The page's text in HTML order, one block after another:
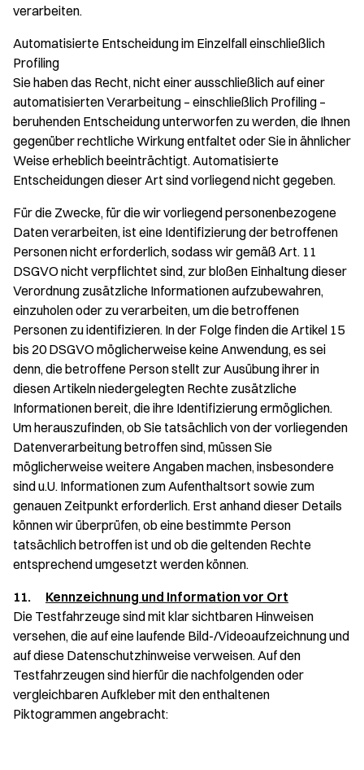
verarbeiten.
Automatisierte Entscheidung im Einzelfall einschließlich
Profiling
Sie haben das Recht, nicht einer ausschließlich auf einer
automatisierten Verarbeitung – einschließlich Profiling –
beruhenden Entscheidung unterworfen zu werden, die Ihnen
gegenüber rechtliche Wirkung entfaltet oder Sie in ähnlicher
Weise erheblich beeinträchtigt. Automatisierte
Entscheidungen dieser Art sind vorliegend nicht gegeben.
Für die Zwecke, für die wir vorliegend personenbezogene
Daten verarbeiten, ist eine Identifizierung der betroffenen
Personen nicht erforderlich, sodass wir gemäß Art. 11
DSGVO nicht verpflichtet sind, zur bloßen Einhaltung dieser
Verordnung zusätzliche Informationen aufzubewahren,
einzuholen oder zu verarbeiten, um die betroffenen
Personen zu identifizieren. In der Folge finden die Artikel 15
bis 20 DSGVO möglicherweise keine Anwendung, es sei
denn, die betroffene Person stellt zur Ausübung ihrer in
diesen Artikeln niedergelegten Rechte zusätzliche
Informationen bereit, die ihre Identifizierung ermöglichen.
Um herauszufinden, ob Sie tatsächlich von der vorliegenden
Datenverarbeitung betroffen sind, müssen Sie
möglicherweise weitere Angaben machen, insbesondere
sind u.U. Informationen zum Aufenthaltsort sowie zum
genauen Zeitpunkt erforderlich. Erst anhand dieser Details
können wir überprüfen, ob eine bestimmte Person
tatsächlich betroffen ist und ob die geltenden Rechte
entsprechend umgesetzt werden können.
11. Kennzeichnung und Information vor Ort
Die Testfahrzeuge sind mit klar sichtbaren Hinweisen
versehen, die auf eine laufende Bild-/Videoaufzeichnung und
auf diese Datenschutzhinweise verweisen. Auf den
Testfahrzeugen sind hierfür die nachfolgenden oder
vergleichbaren Aufkleber mit den enthaltenen
Piktogrammen angebracht: